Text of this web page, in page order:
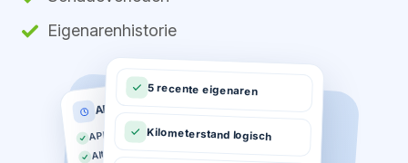
Eigenarenhistorie
APK historie
APK geldig tot 03-2026
Altijd op tijd gekeurd
5 recente eigenaren
Kilometerstand logisch